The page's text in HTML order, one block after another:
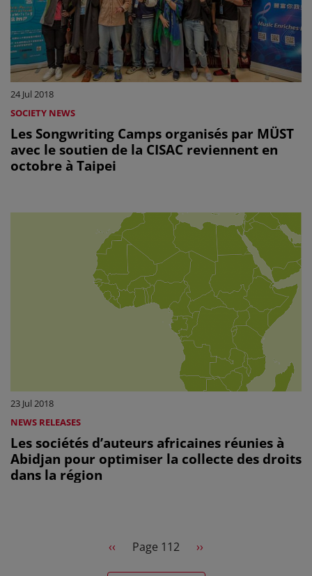
24 Jul 2018
SOCIETY NEWS
Les Songwriting Camps organisés par MÜST
avec le soutien de la CISAC reviennent en
octobre à Taipei
23 Jul 2018
NEWS RELEASES
Les sociétés d’auteurs africaines réunies à
Abidjan pour optimiser la collecte des droits
dans la région
PaginationPrevious page
‹‹ Page 112 Next page
››